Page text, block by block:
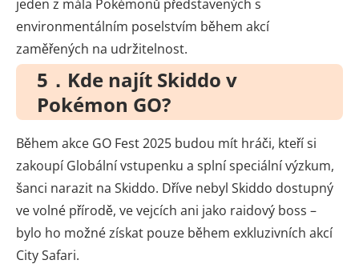
jeden z mála Pokémonů představených s
environmentálním poselstvím během akcí
zaměřených na udržitelnost.
5．Kde najít Skiddo v
Pokémon GO?
Během akce GO Fest 2025 budou mít hráči, kteří si
zakoupí Globální vstupenku a splní speciální výzkum,
šanci narazit na Skiddo. Dříve nebyl Skiddo dostupný
ve volné přírodě, ve vejcích ani jako raidový boss –
bylo ho možné získat pouze během exkluzivních akcí
City Safari.